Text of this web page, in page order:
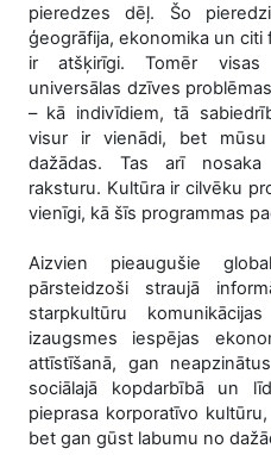
pieredzes dēļ. Šo
ģeogrāfija, ekonomika un citi
ir atšķirīgi. Tomēr visas
universālas dzīves
– kā indivīdiem, tā
visur ir vienādi, bet
dažādas. Tas arī
raksturu. Kultūra ir cilvēku
vienīgi, kā šīs programmas
Aizvien pieaugušie
pārsteidzoši straujā
starpkultūru
izaugsmes iespējas
attīstīšanā, gan
sociālajā kopdarbībā un
pieprasa korporatīvo
bet gan gūst labumu no